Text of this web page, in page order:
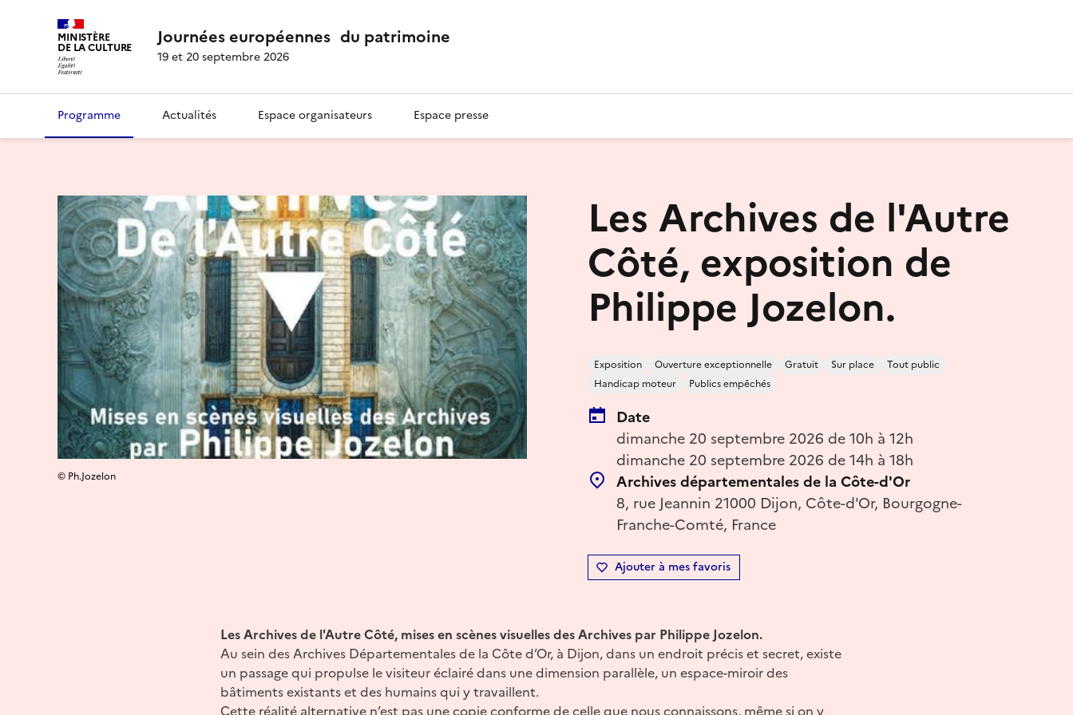
MINISTÈRE
DE LA CULTURE Journées européennes du patrimoine
19 et 20 septembre 2026
Programme Actualités Espace organisateurs Espace presse
Les Archives de l'Autre
Côté, exposition de
Philippe Jozelon.
Exposition Ouverture exceptionnelle Gratuit Sur place
Tout public
Handicap moteur
Publics empêchés
Date
dimanche 20 septembre 2026 de 10h à 12h
dimanche 20 septembre 2026 de 14h à 18h
Archives départementales de la Côte-d'Or
8, rue Jeannin 21000 Dijon, Côte-d'Or, Bourgogne-
Franche-Comté, France
Ajouter à mes favoris
© Ph.Jozelon
Les Archives de l'Autre Côté, mises en scènes visuelles des Archives par Philippe Jozelon.
Au sein des Archives Départementales de la Côte d’Or, à Dijon, dans un endroit précis et secret, existe
un passage qui propulse le visiteur éclairé dans une dimension parallèle, un espace-miroir des
bâtiments existants et des humains qui y travaillent.
Cette réalité alternative n’est pas une copie conforme de celle que nous connaissons, même si on y